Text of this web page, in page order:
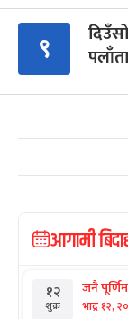
९
आगामी
१२
शुक्र
जनै
भाद्र १२,